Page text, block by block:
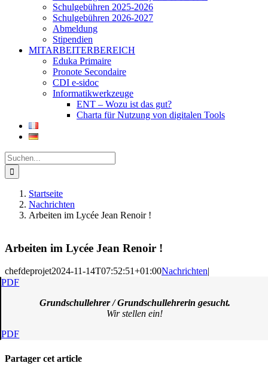
Schulgebühren 2025-2026
Schulgebühren 2026-2027
Abmeldung
Stipendien
MITARBEITERBEREICH
Eduka Primaire
Pronote Secondaire
CDI e-sidoc
Informatikwerkzeuge
ENT – Wozu ist das gut?
Charta für Nutzung von digitalen Tools
Suche
nach:
Startseite
Nachrichten
Arbeiten im Lycée Jean Renoir !
Arbeiten im Lycée Jean Renoir !
chefdeprojet2024-11-14T07:52:51+01:00Nachrichten|
PDF
Grundschullehrer / Grundschullehrerin gesucht.
Wir stellen ein!
PDF
Partager cet article